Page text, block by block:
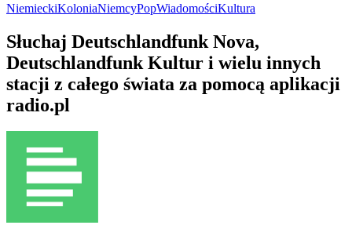
NiemieckiKoloniaNiemcyPopWiadomościKultura
Słuchaj Deutschlandfunk Nova,
Deutschlandfunk Kultur i wielu innych
stacji z całego świata za pomocą aplikacji
radio.pl